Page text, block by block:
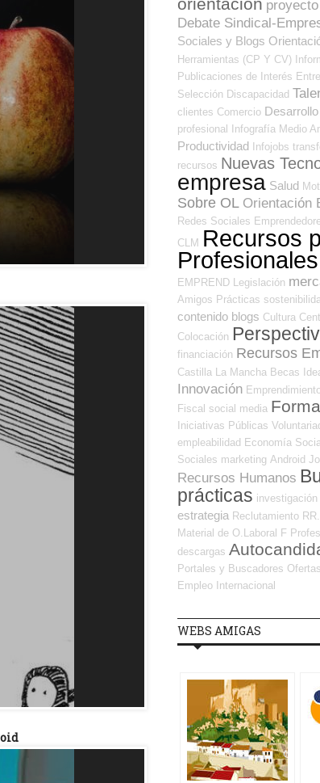
proyecto
Debate Sindical-
Sociales y Blogs
Herramientas (CP Y CV)
Publicaciones de Interés
Selección Discapacidad
clientes Comercio
profesional
Infografía Medio
Productividad Infojobs
recursos Nuevas
empresa Salud
Sobre OL Orientación
Redes Sociales
CLM Recursos
Profesionales
EMPREND Legislación
Amigos Prácticas
contenido blogs Cultura
Colocación
financiación Recursos
Castilla La Mancha Becas
Innovación
Fiscal social media
Iniciativas Públicas
empleabilidad Economía
Sociales marketing Android
Recursos Humanos
prácticas investigación
estrategia Reclutamiento
Material de O.Laboral
F
descargas
Portales y Buscadores Ofertas
Empleo Internacional
WEBS AMIGAS